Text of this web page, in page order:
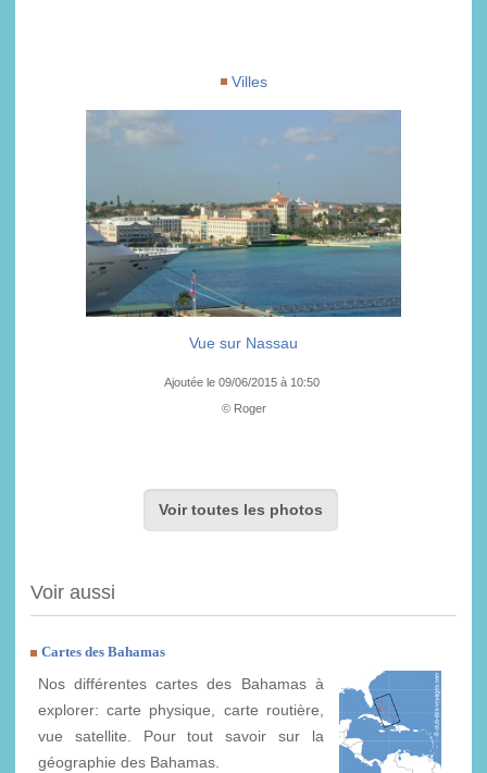
Villes
Vue sur Nassau
Ajoutée le 09/06/2015 à 10:50
© Roger
Voir toutes les photos
Voir aussi
Cartes des Bahamas
Nos différentes cartes des Bahamas à
explorer: carte physique, carte routière,
vue satellite. Pour tout savoir sur la
géographie des Bahamas.